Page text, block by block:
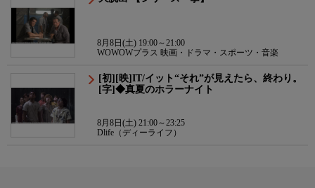
8月8日(土) 19:00～21:00
WOWOWプラス 映画・ドラマ・スポーツ・音楽
[初][映]IT/イット“それ”が見えたら、終わり。
[字]◆真夏のホラーナイト
8月8日(土) 21:00～23:25
Dlife（ディーライフ）